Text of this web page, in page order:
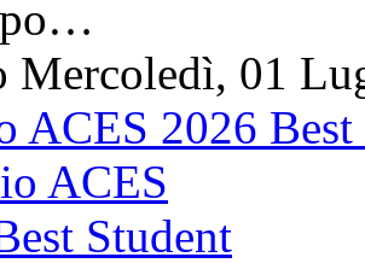
Mercoledì, 01
ACES 2026